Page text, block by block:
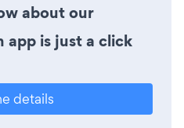
about our
is just a click
details